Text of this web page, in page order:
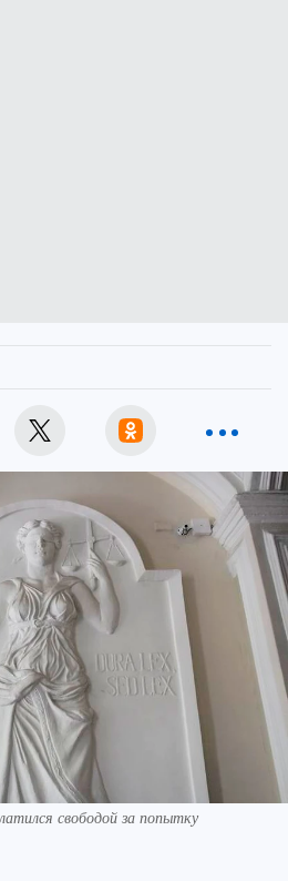
свободой за попытку